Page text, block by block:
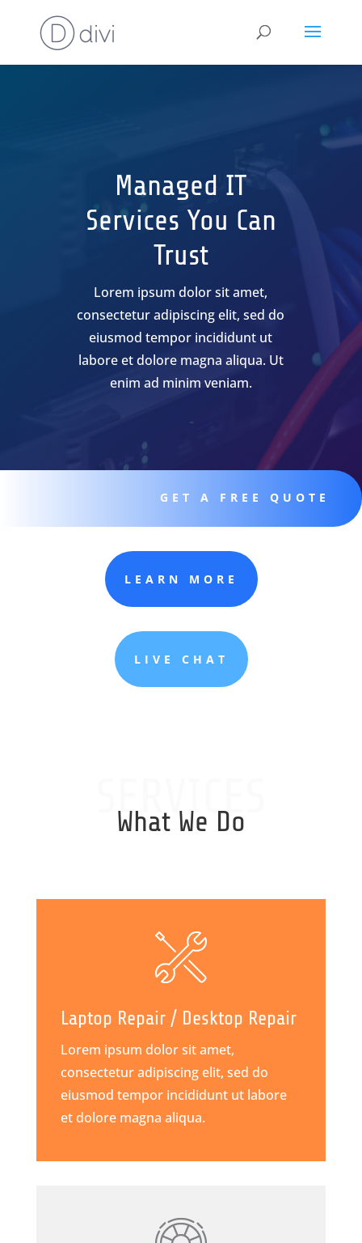
Managed IT
Services You Can
Trust
Lorem ipsum dolor sit amet,
consectetur adipiscing elit, sed do
eiusmod tempor incididunt ut
labore et dolore magna aliqua. Ut
enim ad minim veniam.
GET A FREE QUOTE
LEARN MORE
LIVE CHAT
SERVICES
What We Do
Laptop Repair / Desktop Repair
Lorem ipsum dolor sit amet,
consectetur adipiscing elit, sed do
eiusmod tempor incididunt ut labore
et dolore magna aliqua.